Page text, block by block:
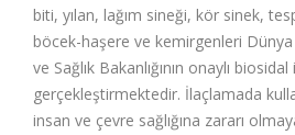
biti, yılan, lağım sineği, kör sinek,
böcek-haşere ve kemirgenleri Dünya
ve Sağlık Bakanlığının onaylı biosidal
gerçekleştirmektedir. İlaçlamada
insan ve çevre sağlığına zararı